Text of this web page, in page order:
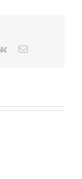
Vk Email